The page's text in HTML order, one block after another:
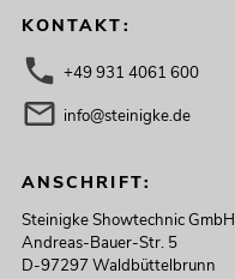
KONTAKT:
+49 931 4061 600
info@steinigke.de
ANSCHRIFT:
Steinigke Showtechnic GmbH
Andreas-Bauer-Str. 5
D-97297 Waldbüttelbrunn